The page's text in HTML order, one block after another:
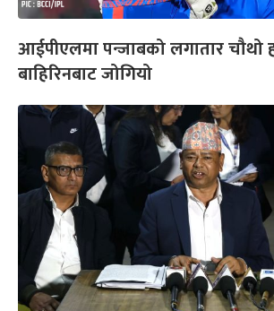
आईपीएलमा पन्जाबको लगातार चौथो
बाहिरिनबाट जोगियो